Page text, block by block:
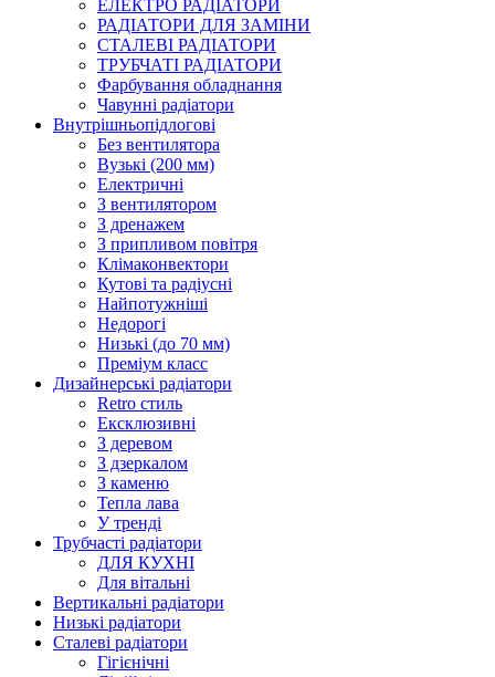
ЕЛЕКТРО РАДІАТОРИ
РАДІАТОРИ ДЛЯ ЗАМІНИ
СТАЛЕВІ РАДІАТОРИ
ТРУБЧАТІ РАДІАТОРИ
Фарбування обладнання
Чавунні радіатори
Внутрішньопідлогові
Без вентилятора
Вузькі (200 мм)
Електричні
З вентилятором
З дренажем
З припливом повітря
Клімаконвектори
Кутові та радіусні
Найпотужніші
Недорогі
Низькі (до 70 мм)
Преміум класс
Дизайнерські радіатори
Retro стиль
Ексклюзивні
З деревом
З дзеркалом
З каменю
Тепла лава
У тренді
Трубчасті радіатори
ДЛЯ КУХНІ
Для вітальні
Вертикальні радіатори
Низькі радіатори
Сталеві радіатори
Гігієнічні